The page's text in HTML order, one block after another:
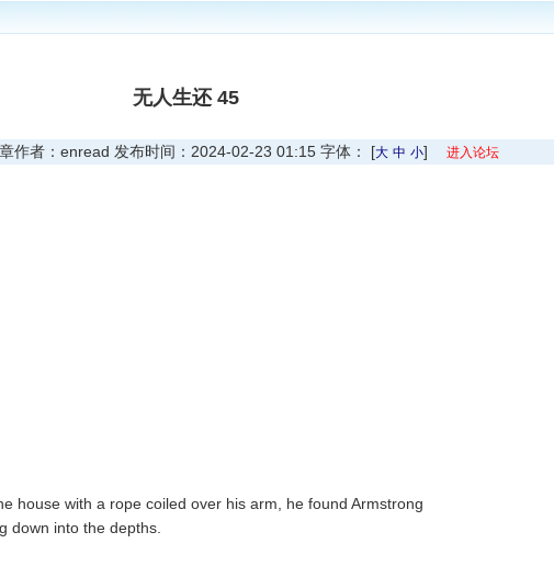
无人生还 45
作者：enread 发布时间：2024-02-23 01:15 字体： [大 中 小] 进入论坛
house with a rope coiled over his arm, he found Armstrong
down into the depths.